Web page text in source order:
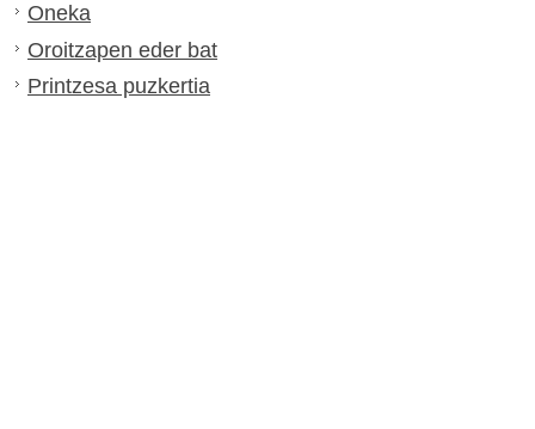
Oneka
Oroitzapen eder bat
Printzesa puzkertia